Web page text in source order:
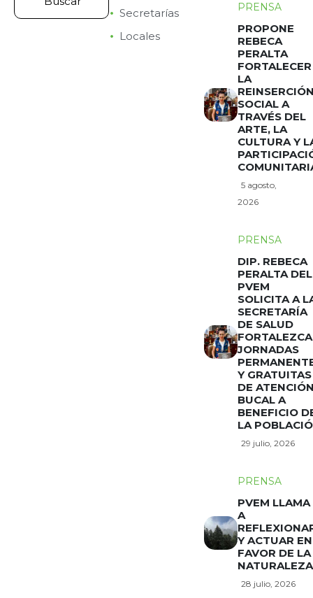
Secretarías
Locales
PRENSA
PROPONE
REBECA
PERALTA
FORTALECER
LA
SOCIAL A
TRAVÉS DEL
ARTE, LA
CULTURA Y
5 agosto,
2026
PRENSA
DIP. REBECA
PERALTA DEL
PVEM
SOLICITA A
SECRETARÍA
DE SALUD
FORTALEZCA
JORNADAS
Y GRATUITAS
DE
BUCAL A
BENEFICIO
LA
29 julio, 2026
PRENSA
PVEM LLAMA
A
Y ACTUAR EN
FAVOR DE LA
NATURALEZA
28 julio, 2026